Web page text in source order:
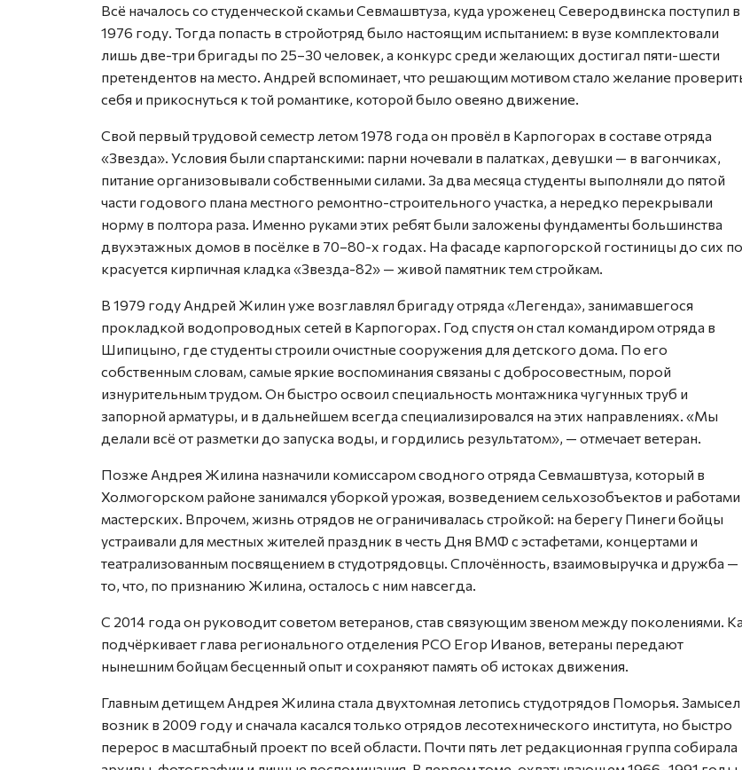
Всё началось со студенческой скамьи Севмашвтуза, куда уроженец Северодвинска поступил в
1976 году. Тогда попасть в стройотряд было настоящим испытанием: в вузе комплектовали
лишь две-три бригады по 25–30 человек, а конкурс среди желающих достигал пяти-шести
претендентов на место. Андрей вспоминает, что решающим мотивом стало желание
себя и прикоснуться к той романтике, которой было овеяно движение.
Свой первый трудовой семестр летом 1978 года он провёл в Карпогорах в составе отряда
«Звезда». Условия были спартанскими: парни ночевали в палатках, девушки — в вагончиках,
питание организовывали собственными силами. За два месяца студенты выполняли до пятой
части годового плана местного ремонтно-строительного участка, а нередко перекрывали
норму в полтора раза. Именно руками этих ребят были заложены фундаменты большинства
двухэтажных домов в посёлке в 70–80-х годах. На фасаде карпогорской гостиницы до сих
красуется кирпичная кладка «Звезда-82» — живой памятник тем стройкам.
В 1979 году Андрей Жилин уже возглавлял бригаду отряда «Легенда», занимавшегося
прокладкой водопроводных сетей в Карпогорах. Год спустя он стал командиром отряда в
Шипицыно, где студенты строили очистные сооружения для детского дома. По его
собственным словам, самые яркие воспоминания связаны с добросовестным, порой
изнурительным трудом. Он быстро освоил специальность монтажника чугунных труб и
запорной арматуры, и в дальнейшем всегда специализировался на этих направлениях. «Мы
делали всё от разметки до запуска воды, и гордились результатом», — отмечает ветеран.
Позже Андрея Жилина назначили комиссаром сводного отряда Севмашвтуза, который в
Холмогорском районе занимался уборкой урожая, возведением сельхозобъектов и работами
мастерских. Впрочем, жизнь отрядов не ограничивалась стройкой: на берегу Пинеги бойцы
устраивали для местных жителей праздник в честь Дня ВМФ с эстафетами, концертами и
театрализованным посвящением в студотрядовцы. Сплочённость, взаимовыручка и дружба —
то, что, по признанию Жилина, осталось с ним навсегда.
С 2014 года он руководит советом ветеранов, став связующим звеном между поколениями.
подчёркивает глава регионального отделения РСО Егор Иванов, ветераны передают
нынешним бойцам бесценный опыт и сохраняют память об истоках движения.
Главным детищем Андрея Жилина стала двухтомная летопись студотрядов Поморья. Замысел
возник в 2009 году и сначала касался только отрядов лесотехнического института, но быстро
перерос в масштабный проект по всей области. Почти пять лет редакционная группа собирала